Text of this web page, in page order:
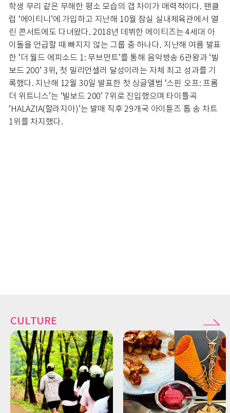
학생 무리 같은 무해한 평소 모습의 갭 차이가 매력적이다. 팬클
럽 ‘에이티니’에 가입하고 지난해 10월 잠실 실내체육관에서 열
린 콘서트에도 다녀왔다. 2018년 데뷔한 에이티즈는 4세대 아
이돌을 언급할 때 빠지지 않는 그룹 중 하나다. 지난해 여름 발표
한 ‘더 월드 에피소드 1: 무브먼트’를 통해 음악방송 6관왕과 ‘빌
보드 200’ 3위, 첫 밀리언셀러 달성이라는 자체 최고 성과를 기
록했다. 지난해 12월 30일 발표한 첫 싱글앨범 ‘스핀 오프: 프롬
더 위트니스’는 ‘빌보드 200’ 7위로 진입했으며 타이틀곡
‘HALAZIA(할라지아)’는 발매 직후 29개국 아이튠즈 톱 송 차트
1위를 차지했다.
CULTURE